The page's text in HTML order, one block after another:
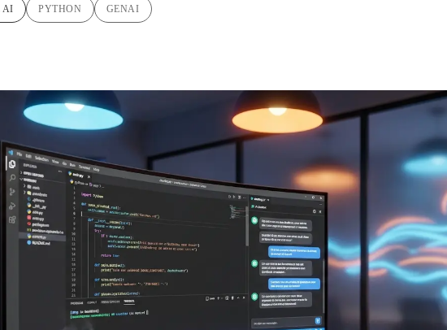
AI PYTHON GENAI